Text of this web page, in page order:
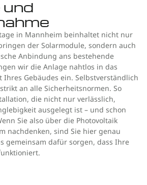
in Mannheim beinhaltet nicht nur
der Solarmodule, sondern auch
Anbindung ans bestehende
wir die Anlage nahtlos in das
Ihres Gebäudes ein. Selbstverständlich
an alle Sicherheitsnormen. So
die nicht nur verlässlich,
ausgelegt ist – und schon
Sie also über die Photovoltaik
nachdenken, sind Sie hier genau
gemeinsam dafür sorgen, dass Ihre